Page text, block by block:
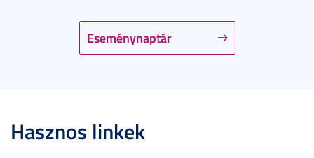
Eseménynaptár
Hasznos linkek